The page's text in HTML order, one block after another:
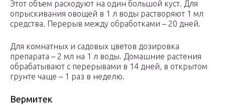
Этот объем расходуют на один большой куст. Для
опрыскивания овощей в 1 л воды растворяют 1 мл
средства. Перерыв между обработками – 20 дней.
Для комнатных и садовых цветов дозировка
препарата – 2 мл на 1 л воды. Домашние растения
обрабатывают с перерывами в 14 дней, в открытом
грунте чаще – 1 раз в неделю.
Вермитек